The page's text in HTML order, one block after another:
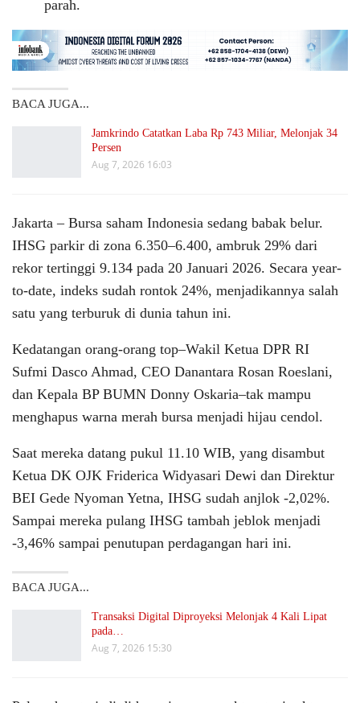
parah.
BACA JUGA...
Jamkrindo Catatkan Laba Rp 743 Miliar, Melonjak 34
Persen
Aug 7, 2026 16:03
Jakarta – Bursa saham Indonesia sedang babak belur.
IHSG parkir di zona 6.350–6.400, ambruk 29% dari
rekor tertinggi 9.134 pada 20 Januari 2026. Secara year-
to-date, indeks sudah rontok 24%, menjadikannya salah
satu yang terburuk di dunia tahun ini.
Kedatangan orang-orang top–Wakil Ketua DPR RI
Sufmi Dasco Ahmad, CEO Danantara Rosan Roeslani,
dan Kepala BP BUMN Donny Oskaria–tak mampu
menghapus warna merah bursa menjadi hijau cendol.
Saat mereka datang pukul 11.10 WIB, yang disambut
Ketua DK OJK Friderica Widyasari Dewi dan Direktur
BEI Gede Nyoman Yetna, IHSG sudah anjlok -2,02%.
Sampai mereka pulang IHSG tambah jeblok menjadi
-3,46% sampai penutupan perdagangan hari ini.
BACA JUGA...
Transaksi Digital Diproyeksi Melonjak 4 Kali Lipat
pada…
Aug 7, 2026 15:30